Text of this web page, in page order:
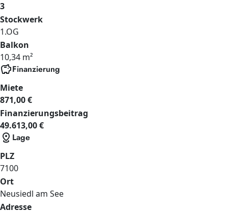
3
Stockwerk
1.OG
Balkon
10,34 m²
savingsFinanzierung
Miete
871,00 €
Finanzierungsbeitrag
49.613,00 €
distance Lage
PLZ
7100
Ort
Neusiedl am See
Adresse